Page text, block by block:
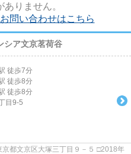
りません。
問い合わせはこちら
シア文京茗荷谷
徒歩7分
徒歩8分
徒歩8分
目9-5